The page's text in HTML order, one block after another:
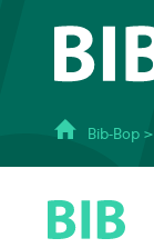
Bib-Bop >